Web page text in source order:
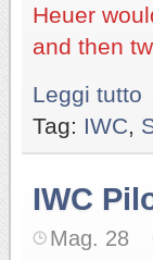
Heuer
and then
Leggi tutto
Tag: IWC,
IWC
Mag. 28